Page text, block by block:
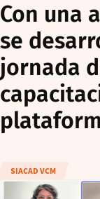
Con una
se
jornada
SIACAD VCM